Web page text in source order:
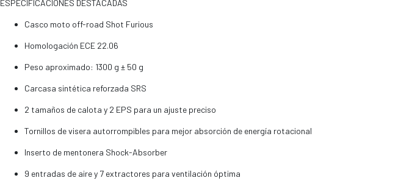
ESPECIFICACIONES DESTACADAS
Casco moto off-road Shot Furious
Homologación ECE 22.06
Peso aproximado: 1300 g ± 50 g
Carcasa sintética reforzada SRS
2 tamaños de calota y 2 EPS para un ajuste preciso
Tornillos de visera autorrompibles para mejor absorción de energía rotacional
Inserto de mentonera Shock-Absorber
9 entradas de aire y 7 extractores para ventilación óptima